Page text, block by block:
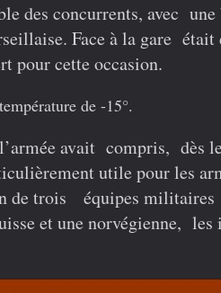
des concurrents, avec une
Face à la gare était
pour cette occasion.
de -15°.
avait compris, dès
utile pour les
de trois équipes militaires
et une norvégienne, les